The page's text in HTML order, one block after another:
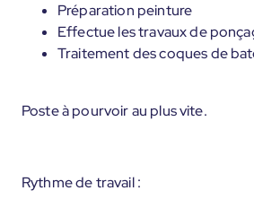
Préparation peinture
Effectue les travaux de
Traitement des coques de
Poste à pourvoir au plus vite.
Rythme de travail :